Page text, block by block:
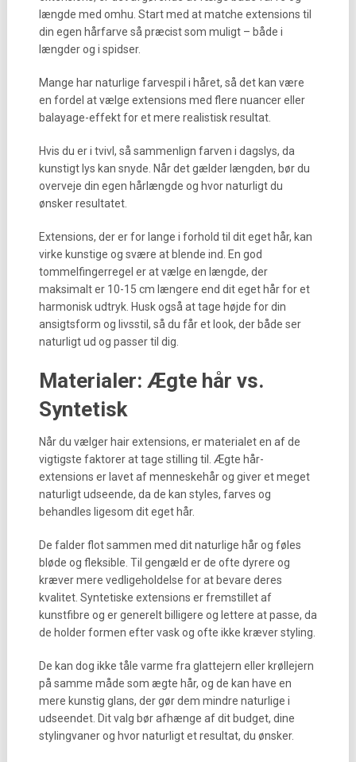
længde med omhu. Start med at matche extensions til
din egen hårfarve så præcist som muligt – både i
længder og i spidser.
Mange har naturlige farvespil i håret, så det kan være
en fordel at vælge extensions med flere nuancer eller
balayage-effekt for et mere realistisk resultat.
Hvis du er i tvivl, så sammenlign farven i dagslys, da
kunstigt lys kan snyde. Når det gælder længden, bør du
overveje din egen hårlængde og hvor naturligt du
ønsker resultatet.
Extensions, der er for lange i forhold til dit eget hår, kan
virke kunstige og svære at blende ind. En god
tommelfingerregel er at vælge en længde, der
maksimalt er 10-15 cm længere end dit eget hår for et
harmonisk udtryk. Husk også at tage højde for din
ansigtsform og livsstil, så du får et look, der både ser
naturligt ud og passer til dig.
Materialer: Ægte hår vs.
Syntetisk
Når du vælger hair extensions, er materialet en af de
vigtigste faktorer at tage stilling til. Ægte hår-
extensions er lavet af menneskehår og giver et meget
naturligt udseende, da de kan styles, farves og
behandles ligesom dit eget hår.
De falder flot sammen med dit naturlige hår og føles
bløde og fleksible. Til gengæld er de ofte dyrere og
kræver mere vedligeholdelse for at bevare deres
kvalitet. Syntetiske extensions er fremstillet af
kunstfibre og er generelt billigere og lettere at passe, da
de holder formen efter vask og ofte ikke kræver styling.
De kan dog ikke tåle varme fra glattejern eller krøllejern
på samme måde som ægte hår, og de kan have en
mere kunstig glans, der gør dem mindre naturlige i
udseendet. Dit valg bør afhænge af dit budget, dine
stylingvaner og hvor naturligt et resultat, du ønsker.